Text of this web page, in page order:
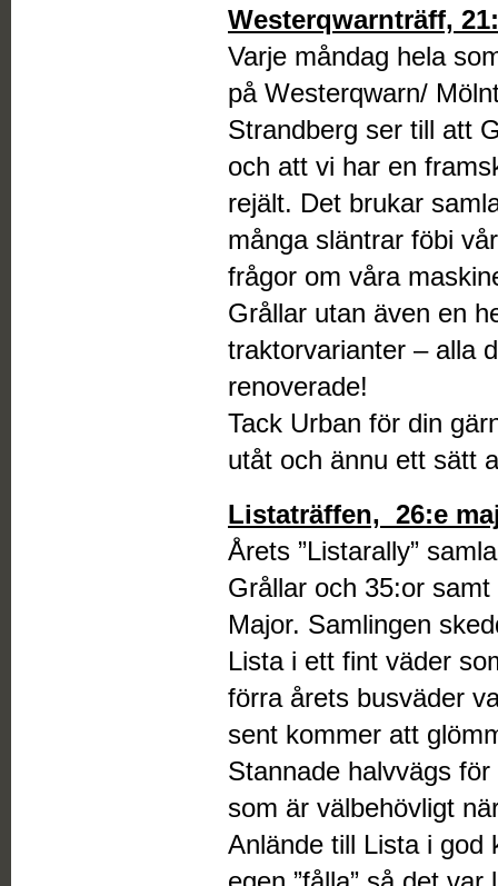
Westerqwarnträff,
Varje måndag hela
på Westerqwarn/
Strandberg ser till att
och att vi har en
rejält. Det brukar
många släntrar föbi
frågor om våra
Grållar utan även en
traktorvarianter – alla
renoverade!
Tack Urban för din
utåt och ännu ett sätt
Listaträffen, 26:e
Årets ”Listarally”
Grållar och 35:or
Major. Samlingen
Lista i ett fint väder
förra årets busväder
sent kommer att
Stannade halvvägs för
som är välbehövligt
Anlände till Lista i god